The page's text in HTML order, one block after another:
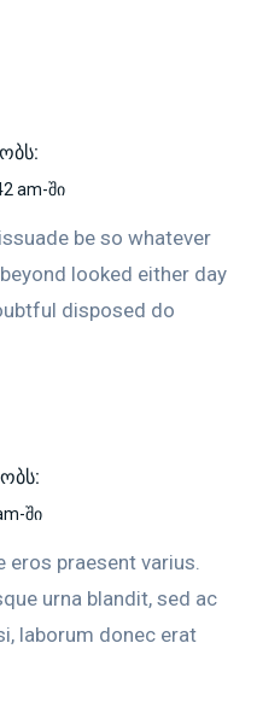
am-ში
be so whatever
looked either day
disposed do
ში
eros praesent varius.
urna blandit, sed ac
laborum donec erat